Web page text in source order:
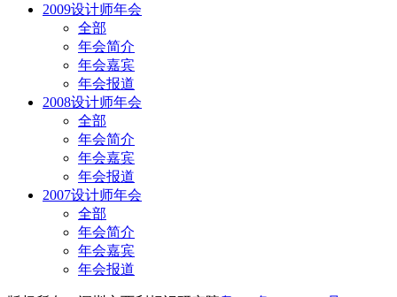
2009设计师年会
全部
年会简介
年会嘉宾
年会报道
2008设计师年会
全部
年会简介
年会嘉宾
年会报道
2007设计师年会
全部
年会简介
年会嘉宾
年会报道